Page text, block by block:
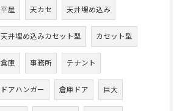
平屋 天カセ 天井埋め込み
天井埋め込みカセット型 カセット型
倉庫 事務所 テナント
ドアハンガー 倉庫ドア 巨大